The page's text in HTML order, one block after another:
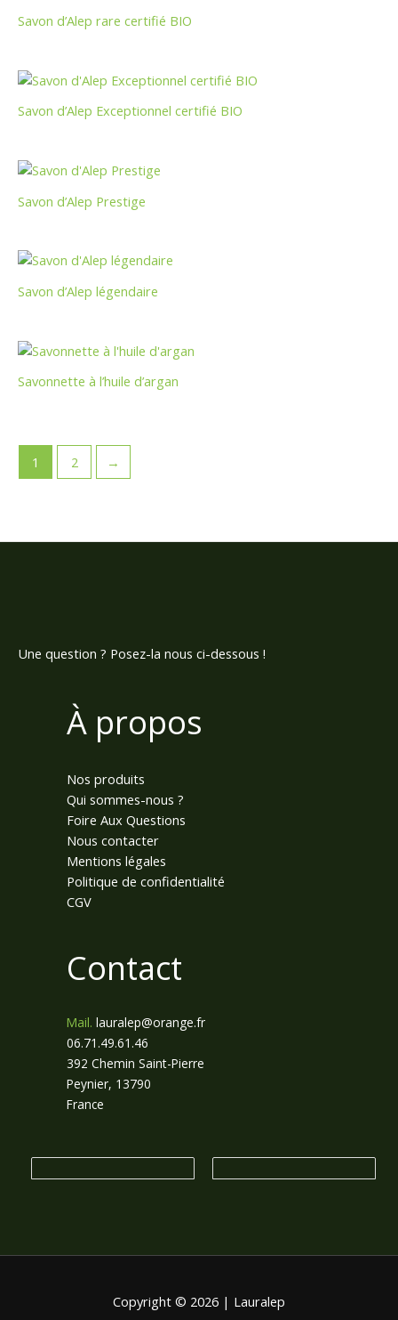
Savon d’Alep rare certifié BIO
Savon d’Alep Exceptionnel certifié BIO
Savon d’Alep Prestige
Savon d’Alep légendaire
Savonnette à l’huile d’argan
1 2 →
Une question ? Posez-la nous ci-dessous !
À propos
Nos produits
Qui sommes-nous ?
Foire Aux Questions
Nous contacter
Mentions légales
Politique de confidentialité
CGV
Contact
Mail. lauralep@orange.fr
06.71.49.61.46
392 Chemin Saint-Pierre
Peynier, 13790
France
Copyright © 2026 | Lauralep